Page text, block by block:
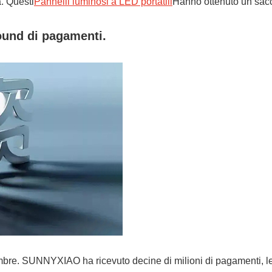
di pagamenti.
SUNNYXIAO ha ricevuto decine di milioni di pagamenti,